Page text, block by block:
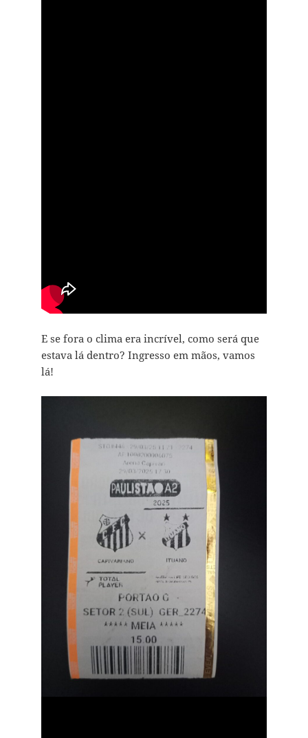
E se fora o clima era incrível, como será que
estava lá dentro? Ingresso em mãos, vamos
lá!